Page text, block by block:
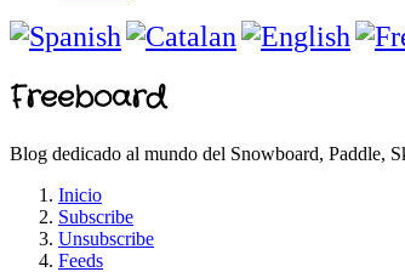
Freeboard
Blog dedicado al mundo del Snowboard, Paddle,
Inicio
Subscribe
Unsubscribe
Feeds